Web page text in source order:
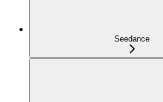
Seedance